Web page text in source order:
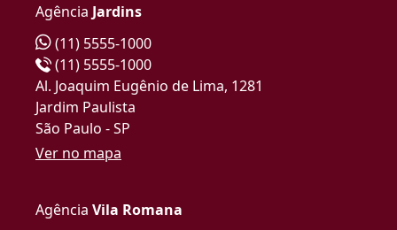
Agência Jardins
(11) 5555-1000
(11) 5555-1000
Al. Joaquim Eugênio de Lima, 1281
Jardim Paulista
São Paulo - SP
Ver no mapa
Agência Vila Romana